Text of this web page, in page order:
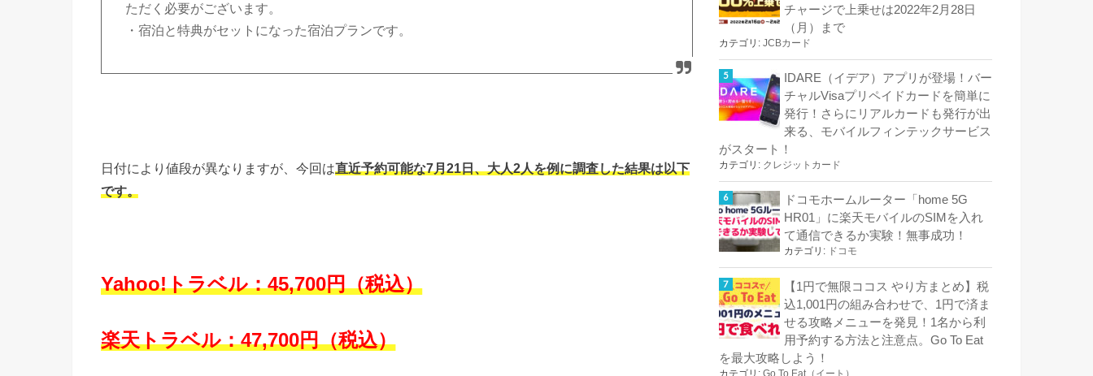
ただく必要がございます。
・宿泊と特典がセットになった宿泊プランです。
日付により値段が異なりますが、今回は直近予約可能な7月21日、大人2人を例に調査した結果は以下
です。
Yahoo!トラベル：45,700円（税込）
楽天トラベル：47,700円（税込）
チャージで上乗せは2022年2月28日
（月）まで
カテゴリ: JCBカード
IDARE（イデア）アプリが登場！バー
チャルVisaプリペイドカードを簡単に
発行！さらにリアルカードも発行が出
来る、モバイルフィンテックサービス
がスタート！
カテゴリ: クレジットカード
ドコモホームルーター「home 5G
HR01」に楽天モバイルのSIMを入れ
て通信できるか実験！無事成功！
カテゴリ: ドコモ
【1円で無限ココス やり方まとめ】税
込1,001円の組み合わせで、1円で済ま
せる攻略メニューを発見！1名から利
用予約する方法と注意点。Go To Eat
を最大攻略しよう！
カテゴリ: Go To Eat（イート）